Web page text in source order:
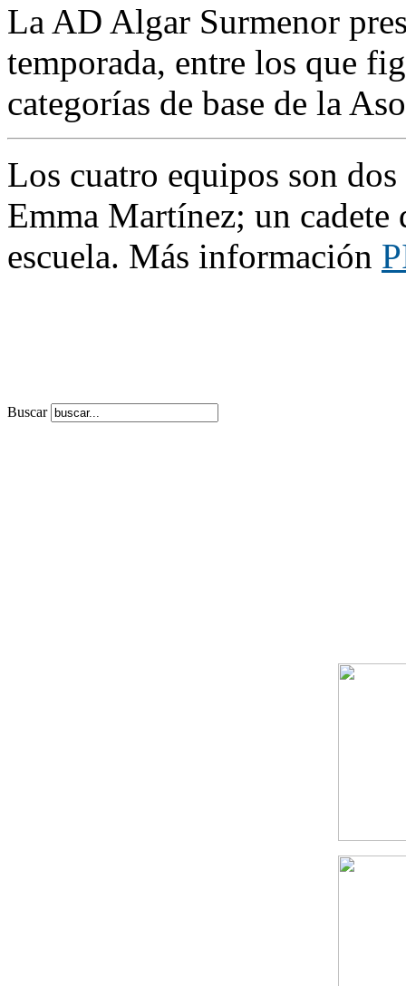
La AD Algar Surmenor
temporada, entre los que
categorías de base de la
Los cuatro equipos son
Emma Martínez; un
escuela. Más información
Buscar